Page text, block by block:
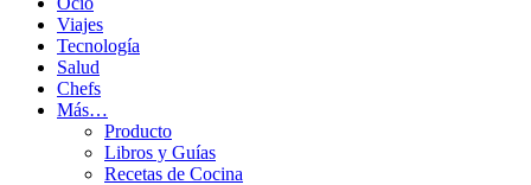
Viajes
Tecnología
Salud
Chefs
Más…
Producto
Libros y Guías
Recetas de Cocina